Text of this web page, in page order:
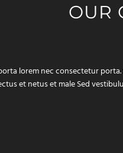
OUR
lorem nec consectetur porta.
et netus et male Sed